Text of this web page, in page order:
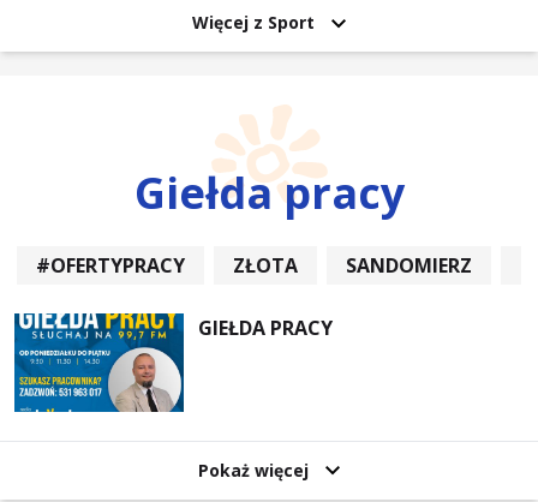
Więcej z Sport
Giełda pracy
#OFERTYPRACY ZŁOTA SANDOMIERZ
GIEŁDA PRACY
Pokaż więcej